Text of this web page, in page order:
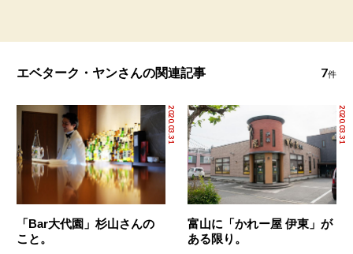
エベターク・ヤンさんの関連記事 7件
2020.03.31
「Bar大代園」杉山さんの
こと。
2020.03.31
富山に「かれー屋 伊東」が
ある限り。